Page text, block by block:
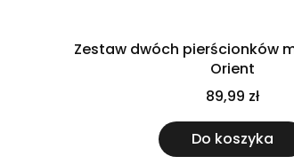
Zestaw dwóch pierścionków
Orient
89,99 zł
Do koszyka